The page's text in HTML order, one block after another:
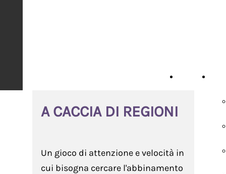
A CACCIA DI REGIONI
Un gioco di attenzione e velocità in
cui bisogna cercare l'abbinamento